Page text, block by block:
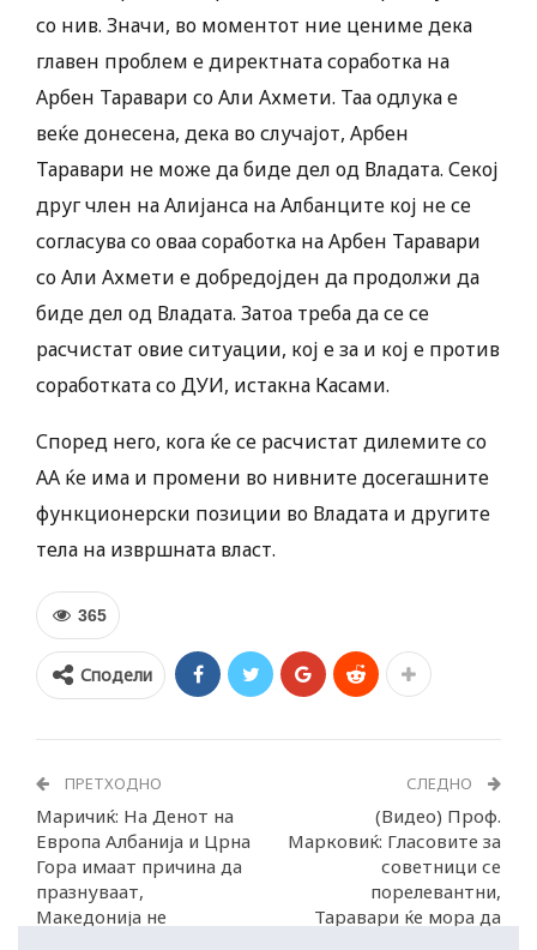
со нив. Значи, во моментот ние цениме дека
главен проблем е директната соработка на
Арбен Таравари со Али Ахмети. Таа одлука е
веќе донесена, дека во случајот, Арбен
Таравари не може да биде дел од Владата. Секој
друг член на Алијанса на Албанците кој не се
согласува со оваа соработка на Арбен Таравари
со Али Ахмети е добредојден да продолжи да
биде дел од Владата. Затоа треба да се се
расчистат овие ситуации, кој е за и кој е против
соработката со ДУИ, истакна Касами.
Според него, кога ќе се расчистат дилемите со
АА ќе има и промени во нивните досегашните
функционерски позиции во Владата и другите
тела на извршната власт.
365
Сподели
ПРЕТХОДНО
Маричиќ: На Денот на
Европа Албанија и Црна
Гора имаат причина да
празнуваат,
Македонија не
СЛЕДНО
(Видео) Проф.
Марковиќ: Гласовите за
советници се
порелевантни,
Таравари ќе мора да